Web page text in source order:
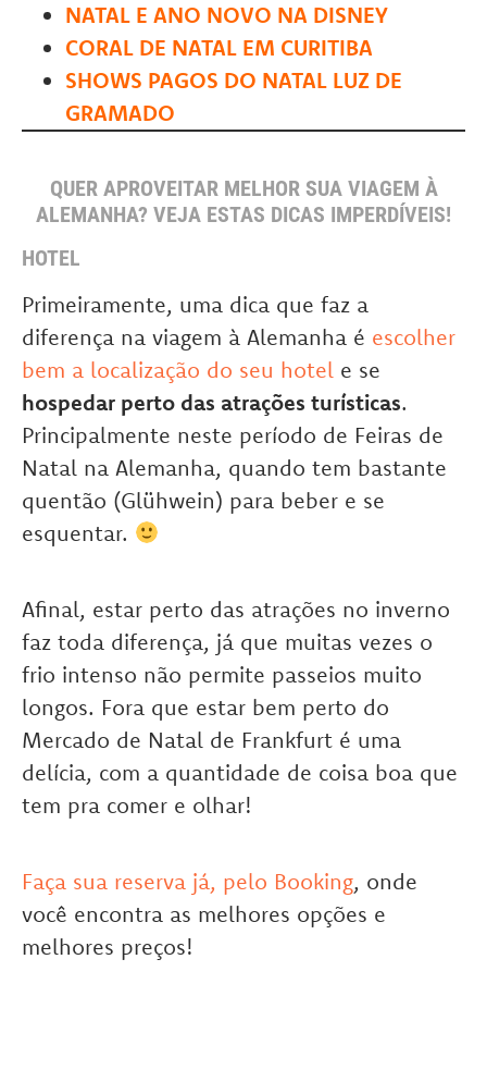
NATAL E ANO NOVO NA DISNEY
CORAL DE NATAL EM CURITIBA
SHOWS PAGOS DO NATAL LUZ DE
GRAMADO
QUER APROVEITAR MELHOR SUA VIAGEM À
ALEMANHA? VEJA ESTAS DICAS IMPERDÍVEIS!
HOTEL
Primeiramente, uma dica que faz a
diferença na viagem à Alemanha é escolher
bem a localização do seu hotel e se
hospedar perto das atrações turísticas.
Principalmente neste período de Feiras de
Natal na Alemanha, quando tem bastante
quentão (Glühwein) para beber e se
esquentar.
Afinal, estar perto das atrações no inverno
faz toda diferença, já que muitas vezes o
frio intenso não permite passeios muito
longos. Fora que estar bem perto do
Mercado de Natal de Frankfurt é uma
delícia, com a quantidade de coisa boa que
tem pra comer e olhar!
Faça sua reserva já, pelo Booking, onde
você encontra as melhores opções e
melhores preços!